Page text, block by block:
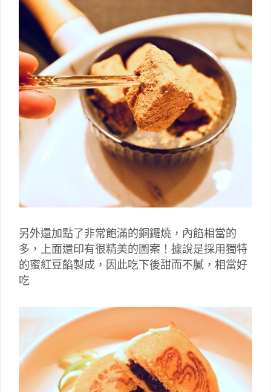
另外還加點了非常飽滿的銅鑼燒，內餡相當的
多，上面還印有很精美的圖案！據說是採用獨特
的蜜紅豆餡製成，因此吃下後甜而不膩，相當好
吃